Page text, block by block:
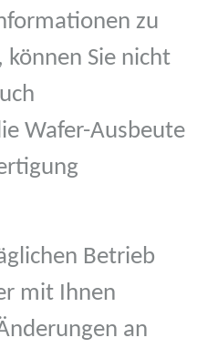
zu
Sie nicht
Wafer-Ausbeute
Betrieb
mit Ihnen
an